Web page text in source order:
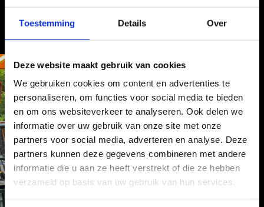
Toestemming Details Over
Deze website maakt gebruik van cookies
We gebruiken cookies om content en advertenties te
personaliseren, om functies voor social media te bieden
en om ons websiteverkeer te analyseren. Ook delen we
informatie over uw gebruik van onze site met onze
partners voor social media, adverteren en analyse. Deze
partners kunnen deze gegevens combineren met andere
informatie die u aan ze heeft verstrekt of die ze hebben
verzameld op basis van uw gebruik van hun services.